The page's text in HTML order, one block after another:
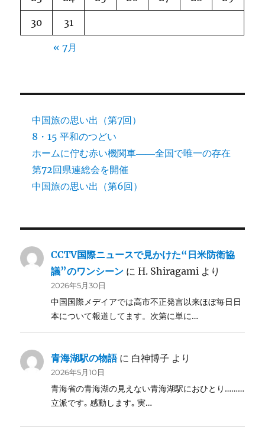
30 31
« 7月
中国旅の思い出（第7回）
8・15 平和のつどい
ホームに佇む赤い機関車――全国で唯一の存在
第72回県連総会を開催
中国旅の思い出（第6回）
CCTV国際ニュースで見かけた“日米防衛協
議”のワンシーン にH. Shiragami より
2026年5月30日
中国国際メデイアでは高市不正発言以来ほぼ毎日日
本について報道してます。次第に単に…
青海湖駅の物語に 白神博子 より
2026年5月10日
青海省の青海湖の見えない青海湖駅におひとり………
立派です｡ 感動します｡ 実…